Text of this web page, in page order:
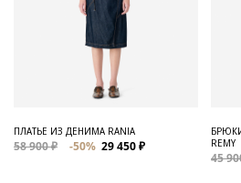
ПЛАТЬЕ ИЗ ДЕНИМА RANIA
58 900 ₽ -50% 29 450 ₽
REMY
45